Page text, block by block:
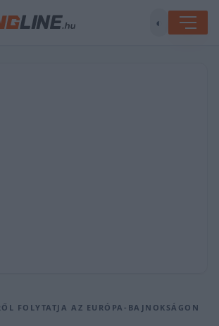
◐
FOLYTATJA AZ EURÓPA-BAJNOKSÁGON